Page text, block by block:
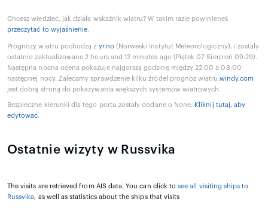
Chcesz wiedzieć, jak działa wskaźnik wiatru? W takim razie powinieneś
przeczytać to wyjaśnienie.
Prognozy wiatru pochodzą z yr.no (Norweski Instytut Meteorologiczny), i zostały
ostatnio zaktualizowane 2 hours and 12 minutes ago (Piątek 07 Sierpień 09:29).
Następna nocna ocena pokazuje najgorszą godzinę między 22:00 a 08:00
następnej nocy. Zalecamy sprawdzenie kilku źródeł prognoz wiatru.windy.com
jest dobrą stroną do pokazywania większych systemów wiatrowych.
Bezpieczne kierunki dla tego portu zostały dodane o None. Kliknij tutaj, aby
edytować.
Ostatnie wizyty w Russvika
The visits are retrieved from AIS data. You can click tosee all visiting ships to
Russvika, as well as statistics about the ships that visits